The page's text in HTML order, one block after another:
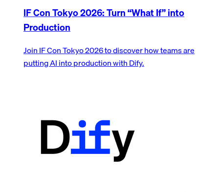
IF Con Tokyo 2026: Turn “What If” into
Production
Join IF Con Tokyo 2026 to discover how teams are
putting AI into production with Dify.